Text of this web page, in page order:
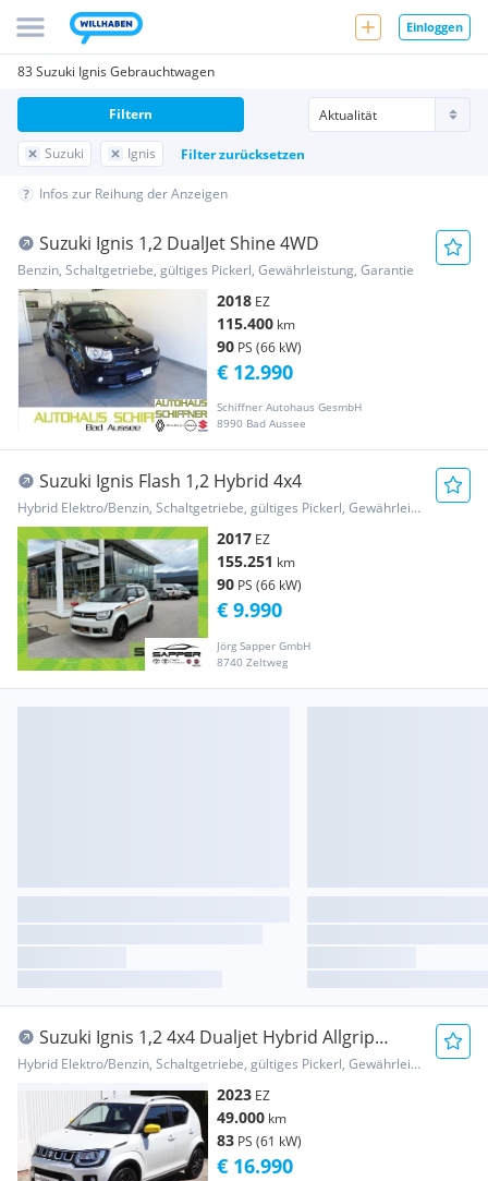
Einloggen
83 Suzuki Ignis Gebrauchtwagen
Suzuki Ignis Filter zurücksetzen
Filtern
Infos zur Reihung der Anzeigen
Suzuki Ignis 1,2 DualJet Shine 4WD
Benzin, Schaltgetriebe, gültiges Pickerl, Gewährleistung, Garantie
2018 EZ
115.400 km
90 PS (66 kW)
Schiffner Autohaus GesmbH
8990 Bad Aussee
€ 12.990
Suzuki Ignis Flash 1,2 Hybrid 4x4
Hybrid Elektro/Benzin, Schaltgetriebe, gültiges Pickerl, Gewährleistung
2017 EZ
155.251 km
90 PS (66 kW)
Jörg Sapper GmbH
8740 Zeltweg
€ 9.990
Suzuki Ignis 1,2 4x4 Dualjet Hybrid Allgrip
Shine, Gar...
Hybrid Elektro/Benzin, Schaltgetriebe, gültiges Pickerl, Gewährleistung, Garantie
2023 EZ
49.000 km
83 PS (61 kW)
€ 16.990